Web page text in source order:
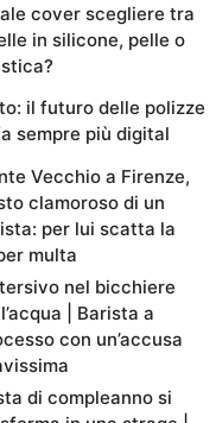
cover scegliere tra
in silicone, pelle o
il futuro delle polizze
sempre più digital
Vecchio a Firenze,
clamoroso di un
per lui scatta la
multa
nel bicchiere
| Barista a
con un’accusa
di compleanno si